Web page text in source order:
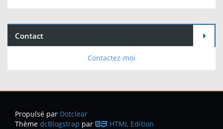
Contact
Contactez-moi
Propulsé par Dotclear
Thème dcBlogstrap par HTML Edition